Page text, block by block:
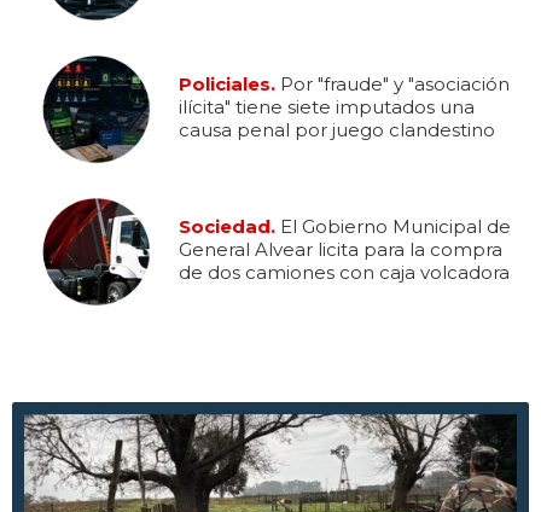
Policiales. Por "fraude" y "asociación
ilícita" tiene siete imputados una
causa penal por juego clandestino
Sociedad. El Gobierno Municipal de
General Alvear licita para la compra
de dos camiones con caja volcadora